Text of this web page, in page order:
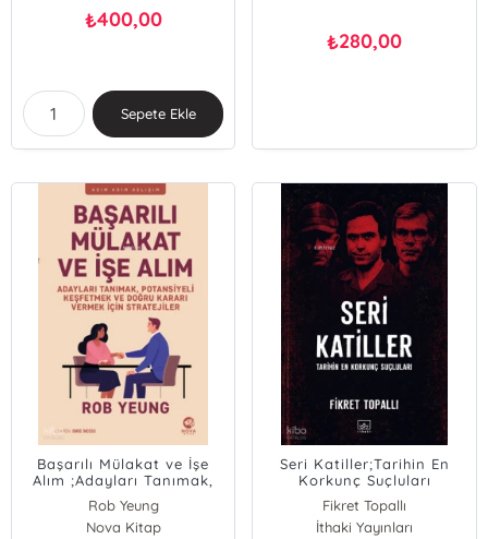
₺400,00
Sepete Ekle
₺280,00
Başarılı Mülakat ve İşe
Alım ;Adayları Tanımak,
Potansiyeli Keşfetmek ve
Doğru Kararı Vermek İçin
Stratejiler
Rob Yeung
Nova Kitap
Seri Katiller;Tarihin En
Korkunç Suçluları
Fikret Topallı
İthaki Yayınları